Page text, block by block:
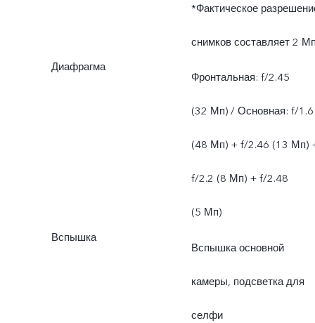
*Фактическое
снимков составляет 2
Диафрагма
Фронтальная: f/2.45
(32 Мп) / Основная: f/1.6
(48 Мп) + f/2.46 (13 Мп)
f/2.2 (8 Мп) + f/2.48
(5 Мп)
Вспышка
Вспышка основной
камеры, подсветка для
селфи